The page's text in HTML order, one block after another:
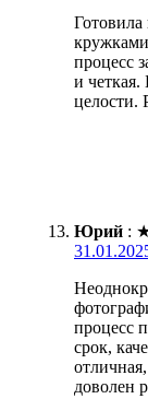
Готовила
процесс
и
целости.
Юрий :
процесс
срок,
доволен